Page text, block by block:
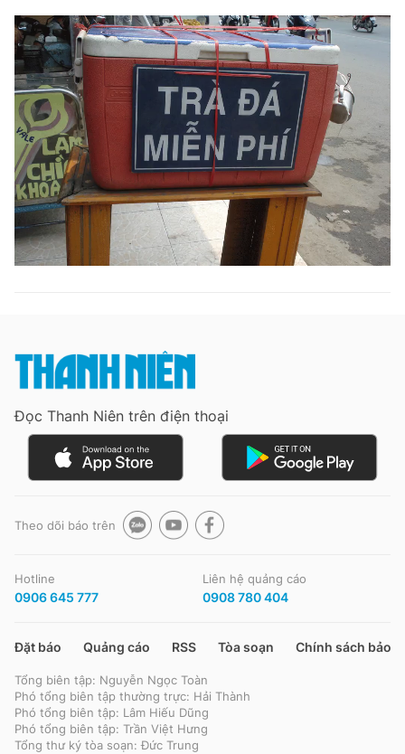
Đọc Thanh Niên trên điện thoại
Theo dõi báo trên
Hotline
0906 645 777
Liên hệ quảng cáo
0908 780 404
Đặt báo Quảng cáo RSS Tòa soạn Chính sách bảo
Tổng biên tập: Nguyễn Ngọc Toàn
Phó tổng biên tập thường trực: Hải Thành
Phó tổng biên tập: Lâm Hiếu Dũng
Phó tổng biên tập: Trần Việt Hưng
Tổng thư ký tòa soạn: Đức Trung